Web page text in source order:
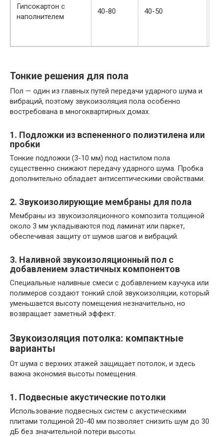
Гипсокартон с
наполнителем
40-80 40-50
Тонкие решения для пола
Пол — один из главных путей передачи ударного шума и
вибраций, поэтому звукоизоляция пола особенно
востребована в многоквартирных домах.
1. Подложки из вспененного полиэтилена или
пробки
Тонкие подложки (3-10 мм) под настилом пола
существенно снижают передачу ударного шума. Пробка
дополнительно обладает антисептическими свойствами.
2. Звукоизолирующие мембраны для пола
Мембраны из звукоизоляционного композита толщиной
около 3 мм укладываются под ламинат или паркет,
обеспечивая защиту от шумов шагов и вибраций.
3. Наливной звукоизоляционный пол с
добавлением эластичных компонентов
Специальные наливные смеси с добавлением каучука или
полимеров создают тонкий слой звукоизоляции, который
уменьшается высоту помещения незначительно, но
возвращает заметный эффект.
Звукоизоляция потолка: компактные
варианты
От шума с верхних этажей защищает потолок, и здесь
важна экономия высоты помещения.
1. Подвесные акустические потолки
Использование подвесных систем с акустическими
плитами толщиной 20-40 мм позволяет снизить шум до 30
дБ без значительной потери высоты.